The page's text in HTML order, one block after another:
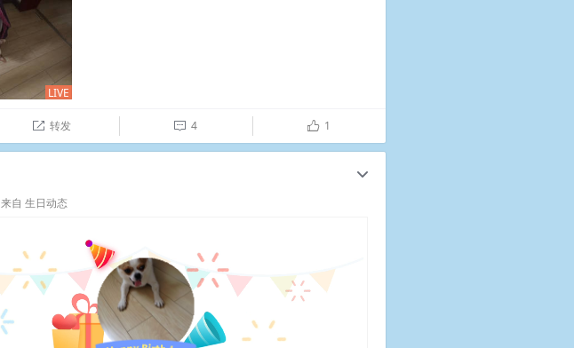
LIVE
 转发  4 ñ 1
c
来自 生日动态